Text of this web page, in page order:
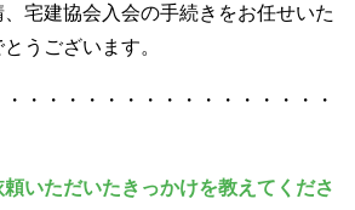
宅建協会入会の手続きをお任せいた
うございます。
・・・・・・・・・・・・・・・・・
いただいたきっかけを教えてくださ